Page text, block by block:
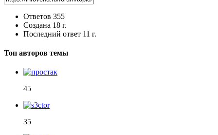
Ответов 355
Создана 18 г.
Последний ответ 11 г.
Топ авторов темы
45
35